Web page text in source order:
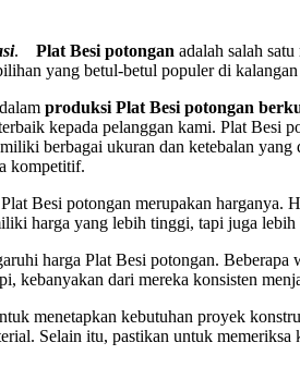
. Plat Besi potongan adalah salah
yang betul-betul populer di
produksi Plat Besi potongan
kepada pelanggan kami. Plat Besi
berbagai ukuran dan ketebalan
kompetitif.
Besi potongan merupakan
harga yang lebih tinggi, tapi juga lebih
harga Plat Besi potongan.
kebanyakan dari mereka konsisten
menetapkan kebutuhan proyek
Selain itu, pastikan untuk